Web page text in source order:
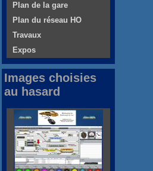
Plan de la gare
Plan du réseau HO
Travaux
Expos
Images choisies
au hasard